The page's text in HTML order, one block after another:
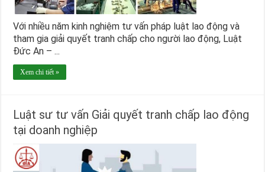
Với nhiều năm kinh nghiệm tư vấn pháp luật lao động và
tham gia giải quyết tranh chấp cho người lao động, Luật
Đức An – ...
Xem chi tiết »
Luật sư tư vấn Giải quyết tranh chấp lao động
tại doanh nghiệp